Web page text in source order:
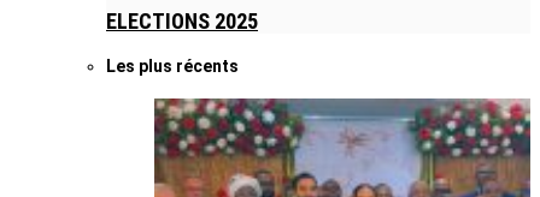
ELECTIONS 2025
Les plus récents